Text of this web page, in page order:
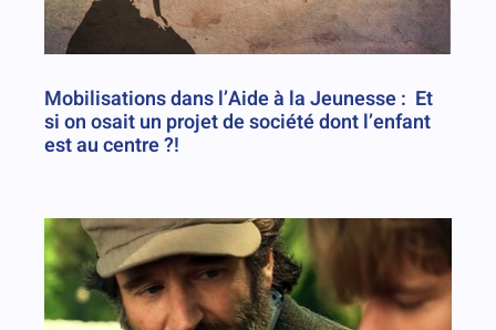
Mobilisations dans l’Aide à la Jeunesse : Et
si on osait un projet de société dont l’enfant
est au centre ?!